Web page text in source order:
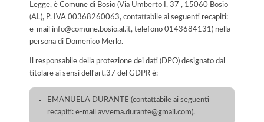
Legge, è Comune di Bosio (Via Umberto I, 37 , 15060 Bosio
(AL), P. IVA 00368260063, contattabile ai seguenti recapiti:
e-mail info@comune.bosio.al.it, telefono 0143684131) nella
persona di Domenico Merlo.
Il responsabile della protezione dei dati (DPO) designato dal
titolare ai sensi dell'art.37 del GDPR è:
EMANUELA DURANTE (contattabile ai seguenti
recapiti: e-mail avvema.durante@gmail.com).